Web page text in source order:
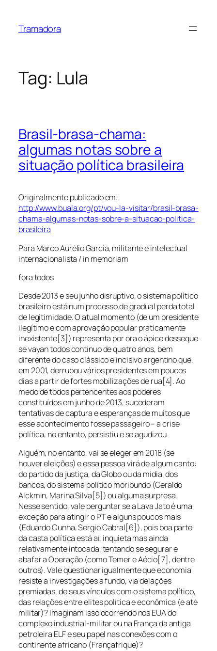
content
Tramadora
Tag: Lula
Brasil-brasa-chama:
algumas notas sobre a
situação política brasileira
Originalmente publicado em:
http://www.buala.org/pt/vou-la-visitar/brasil-brasa-
chama-algumas-notas-sobre-a-situacao-politica-
brasileira
Para Marco Aurélio Garcia, militante e intelectual
internacionalista / in memoriam
fora todos
Desde 2013 e seu junho disruptivo, o sistema político
brasileiro está num processo de gradual perda total
de legitimidade. O atual momento (de um presidente
ilegítimo e com aprovação popular praticamente
inexistente[3]) representa por ora o ápice desseque
se vayan todos contínuo de quatro anos, bem
diferente do caso clássico e incisivo argentino que,
em 2001, derrubou vários presidentes em poucos
dias a partir de fortes mobilizações de rua[4]. Ao
medo de todos pertencentes aos poderes
constituídos em junho de 2013, sucederam
tentativas de captura e esperanças de muitos que
esse acontecimento fosse passageiro – a crise
política, no entanto, persistiu e se agudizou.
Alguém, no entanto, vai se eleger em 2018 (se
houver eleições) e essa pessoa virá de algum canto:
do partido da justiça, da Globo ou da mídia, dos
bancos, do sistema político moribundo (Geraldo
Alckmin, Marina Silva[5]) ou alguma surpresa.
Nesse sentido, vale perguntar se a Lava Jato é uma
exceção para atingir o PT e alguns poucos mais
(Eduardo Cunha, Sergio Cabral[6]), pois boa parte
da casta política está aí, inquieta mas ainda
relativamente intocada, tentando se segurar e
abafar a Operação (como Temer e Aécio[7], dentre
outros). Vale questionar igualmente que economia
resiste a investigações a fundo, via delações
premiadas, de seus vínculos com o sistema político,
das relações entre elites política e econômica (e até
militar)? Imaginam isso ocorrendo nos EUA do
complexo industrial-militar ou na França da antiga
petroleira ELF e seu papel nas conexões com o
continente africano (Françafrique)?